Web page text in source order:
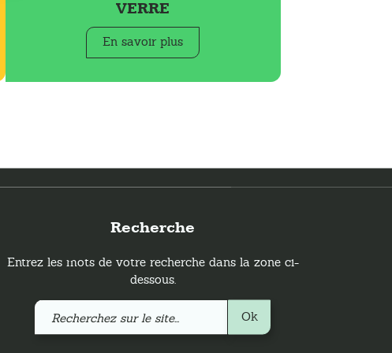
VERRE
En savoir plus
Recherche
Entrez les mots de votre recherche dans la zone ci-
dessous.
Recherchez
sur
Ok